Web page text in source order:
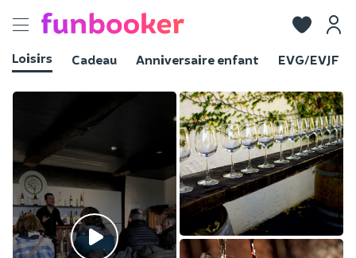
Toggle
Loisirs
Cadeau Anniversaire enfant EVG/EVJF